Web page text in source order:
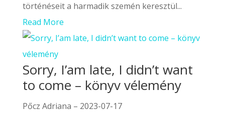
történéseit a harmadik szemén keresztül...
Read More
Sorry, I’am late, I didn’t want
to come – könyv vélemény
Pőcz Adriana – 2023-07-17